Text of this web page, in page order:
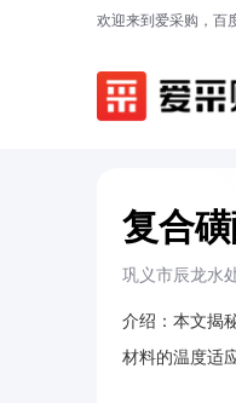
欢迎来到爱采购，百
复合
巩义市辰龙水
介绍： 本文揭
材料的温度适